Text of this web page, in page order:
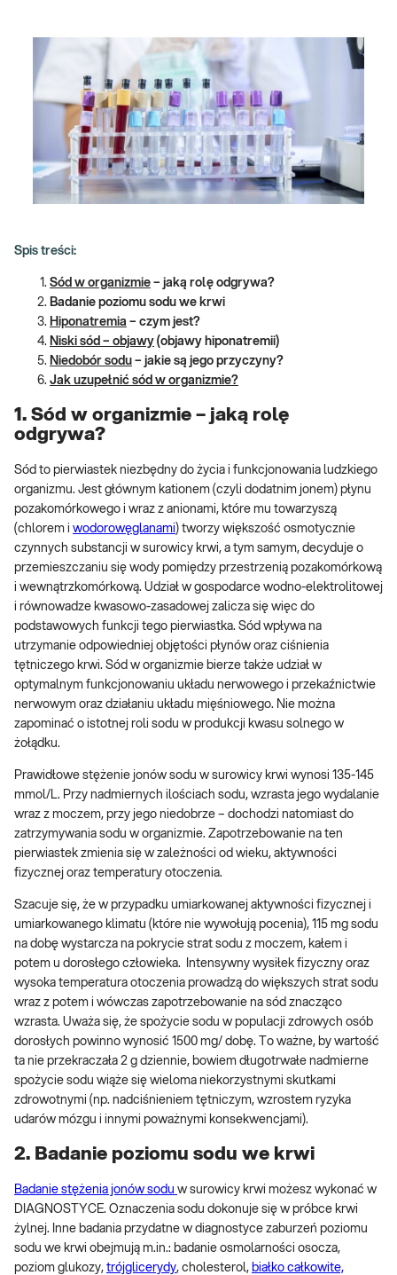
Spis treści:
Sód w organizmie – jaką rolę odgrywa?
Badanie poziomu sodu we krwi
Hiponatremia – czym jest?
Niski sód – objawy (objawy hiponatremii)
Niedobór sodu – jakie są jego przyczyny?
Jak uzupełnić sód w organizmie?
1. Sód w organizmie – jaką rolę
odgrywa?
Sód to pierwiastek niezbędny do życia i funkcjonowania ludzkiego
organizmu. Jest głównym kationem (czyli dodatnim jonem) płynu
pozakomórkowego i wraz z anionami, które mu towarzyszą
(chlorem i wodorowęglanami) tworzy większość osmotycznie
czynnych substancji w surowicy krwi, a tym samym, decyduje o
przemieszczaniu się wody pomiędzy przestrzenią pozakomórkową
i wewnątrzkomórkową. Udział w gospodarce wodno-elektrolitowej
i równowadze kwasowo-zasadowej zalicza się więc do
podstawowych funkcji tego pierwiastka. Sód wpływa na
utrzymanie odpowiedniej objętości płynów oraz ciśnienia
tętniczego krwi. Sód w organizmie bierze także udział w
optymalnym funkcjonowaniu układu nerwowego i przekaźnictwie
nerwowym oraz działaniu układu mięśniowego. Nie można
zapominać o istotnej roli sodu w produkcji kwasu solnego w
żołądku.
Prawidłowe stężenie jonów sodu w surowicy krwi wynosi 135-145
mmol/L. Przy nadmiernych ilościach sodu, wzrasta jego wydalanie
wraz z moczem, przy jego niedobrze – dochodzi natomiast do
zatrzymywania sodu w organizmie. Zapotrzebowanie na ten
pierwiastek zmienia się w zależności od wieku, aktywności
fizycznej oraz temperatury otoczenia.
Szacuje się, że w przypadku umiarkowanej aktywności fizycznej i
umiarkowanego klimatu (które nie wywołują pocenia), 115 mg sodu
na dobę wystarcza na pokrycie strat sodu z moczem, kałem i
potem u dorosłego człowieka. Intensywny wysiłek fizyczny oraz
wysoka temperatura otoczenia prowadzą do większych strat sodu
wraz z potem i wówczas zapotrzebowanie na sód znacząco
wzrasta. Uważa się, że spożycie sodu w populacji zdrowych osób
dorosłych powinno wynosić 1500 mg/ dobę. To ważne, by wartość
ta nie przekraczała 2 g dziennie, bowiem długotrwałe nadmierne
spożycie sodu wiąże się wieloma niekorzystnymi skutkami
zdrowotnymi (np. nadciśnieniem tętniczym, wzrostem ryzyka
udarów mózgu i innymi poważnymi konsekwencjami).
2. Badanie poziomu sodu we krwi
Badanie stężenia jonów sodu w surowicy krwi możesz wykonać w
DIAGNOSTYCE. Oznaczenia sodu dokonuje się w próbce krwi
żylnej. Inne badania przydatne w diagnostyce zaburzeń poziomu
sodu we krwi obejmują m.in.: badanie osmolarności osocza,
poziom glukozy, trójglicerydy, cholesterol, białko całkowite,